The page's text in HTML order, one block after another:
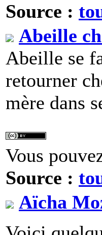
Source :
Abeille
Abeille se
retourner
mère dans
Vous
Source :
Aïcha